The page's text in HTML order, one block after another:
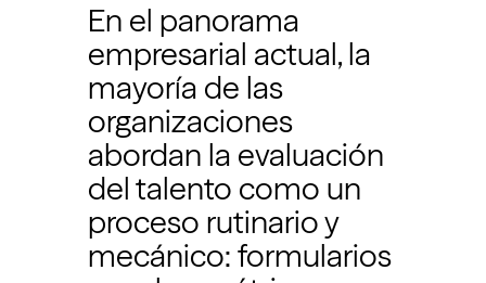
En el panorama
empresarial actual, la
mayoría de las
organizaciones
abordan la evaluación
del talento como un
proceso rutinario y
mecánico: formularios